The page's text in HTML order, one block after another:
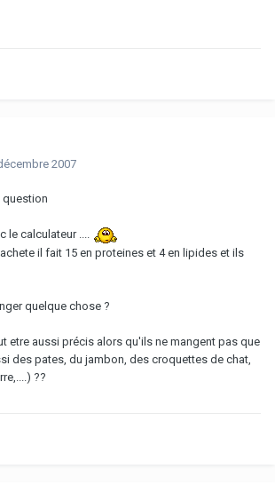
2007
question
le calculateur ....
il fait 15 en proteines et 4 en lipides et ils
quelque chose ?
etre aussi précis alors qu'ils ne mangent pas que
des pates, du jambon, des croquettes de chat,
??